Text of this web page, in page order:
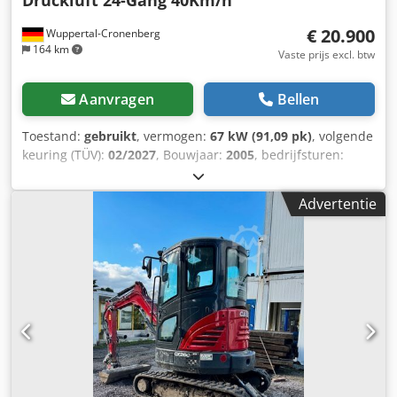
Wuppertal-Cronenberg
164 km
€ 20.900
Vaste prijs excl. btw
Aanvragen Bellen
Toestand: gebruikt, vermogen: 67 kW (91,09 pk), volgende
keuring (TÜV): 02/2027, Bouwjaar: 2005, bedrijfsturen:
airconditioning, cabine,
vierwielaandrijving, Duitse trekker, tot voor kort in gebruik.
2e eigenaar, beide keren in handen van een
overheidsparkbeheer van 2005 tot 2017 en van 2017 tot
2026. Vierwielaandrijving. 4-cilinder turbodieselmotor met
4485 cc en 91 pk. Ruime 24-versnellings Hi-LO-transmissie,
4 versnellingen in 3 groepen, 2 powershift-trappen en
omkeerbare powershift-transmissie. 40 km/u.
Luchtreminstallatie. Comfortcabine met luchtgeveerde
bestuurdersstoel en airconditioning. Achteraftakas met 3
toerentallen (540/750/1000 tpm). Hefinrichting CAT II met
snelkoppelingen en extra hefcilinders (5060 kg). Snel in
Advertentie